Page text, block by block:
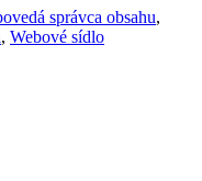
správca obsahu,
, Webové sídlo